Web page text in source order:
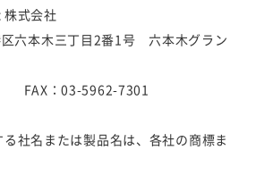
株式会社
六本木三丁目2番1号 六本木グラン
FAX：03-5962-7301
社名または製品名は、各社の商標ま